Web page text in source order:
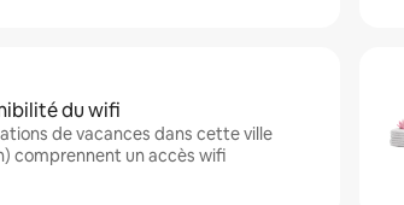
du wifi
de vacances dans cette ville
comprennent un accès wifi